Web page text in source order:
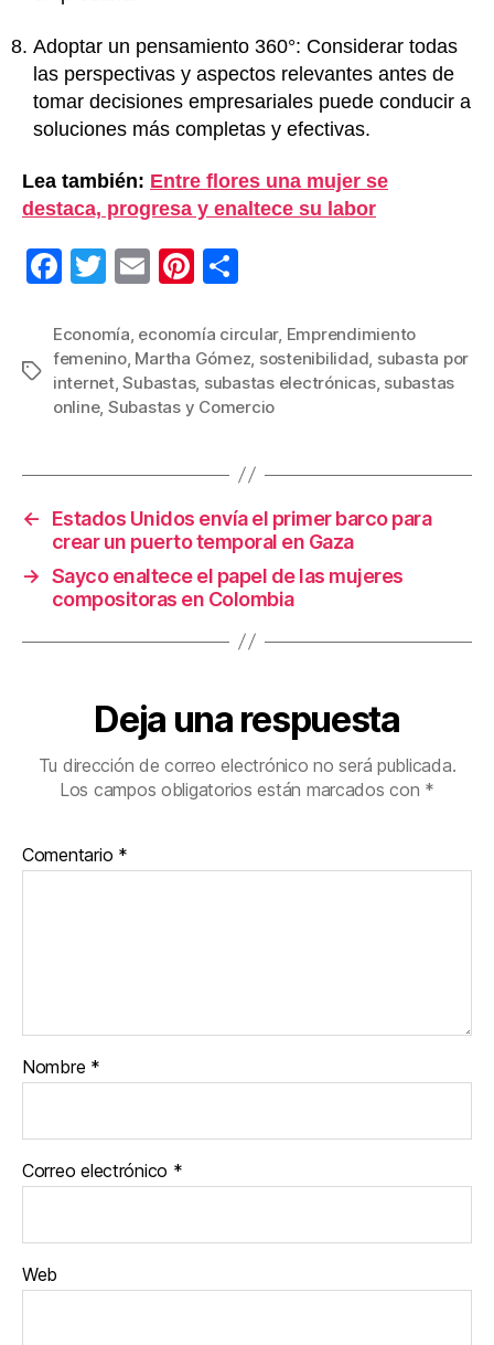
Adoptar un pensamiento 360°: Considerar todas
las perspectivas y aspectos relevantes antes de
tomar decisiones empresariales puede conducir a
soluciones más completas y efectivas.
Lea también: Entre flores una mujer se
destaca, progresa y enaltece su labor
F
c
e
b
o
k
T
tt
er
E
ail
Pi
er
e
st
m
p
ar
Etiquetas
Economía economía circular, Emprendimiento
femenino, Martha Gómez sostenibilidad subasta por
internet,Subastas, subastas electrónicas, subastas
online, Subastas y Comercio
←
Estados Unidos envía el primer barco para
crear un puerto temporal en Gaza
→ Sayco enaltece el papel de las mujeres
compositoras en Colombia
Deja una respuesta
Tu dirección de correo electrónico no será publicada.
Los campos obligatorios están marcados con *
Comentario *
Nombre *
Correo electrónico *
Web